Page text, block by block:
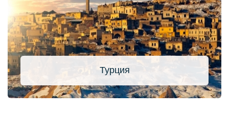
ID Обьекта
Турция